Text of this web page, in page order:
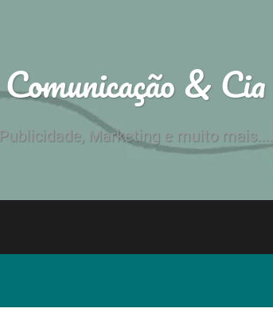
Comunicação & Cia
Publicidade, Marketing e muito mais....